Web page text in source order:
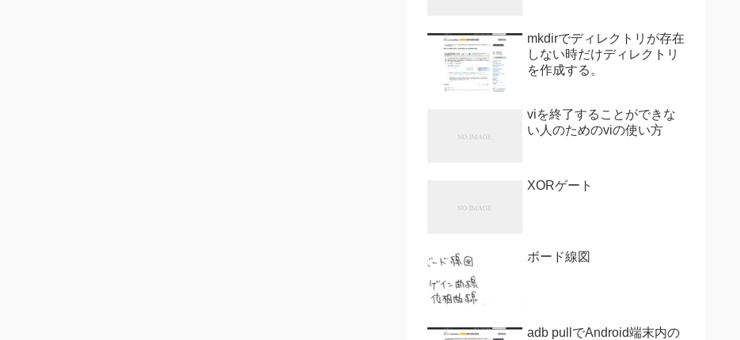
mkdirでディレクトリが存在
しない時だけディレクトリ
を作成する。
viを終了することができな
い人のためのviの使い方
XORゲート
ボード線図
adb pullでAndroid端末内の